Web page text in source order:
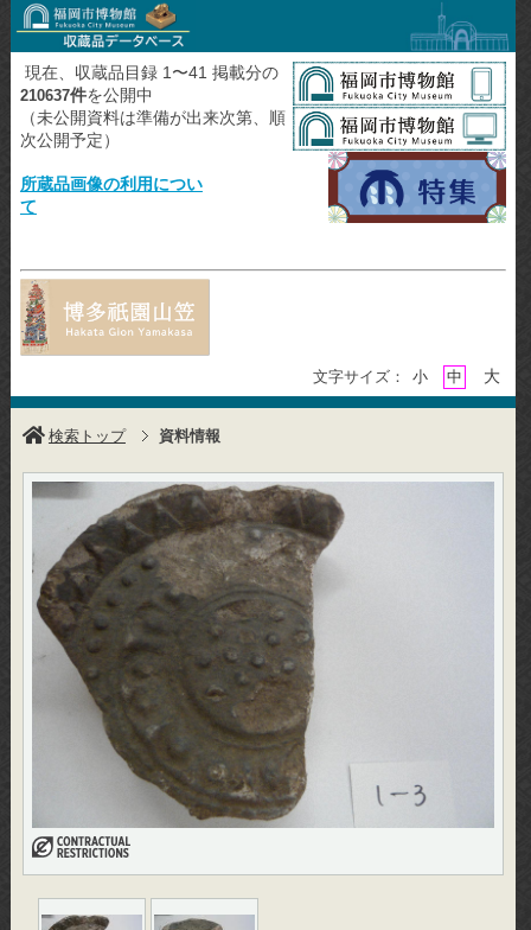
現在、収蔵品目録 1〜41 掲載分の
210637件を公開中
（未公開資料は準備が出来次第、順
次公開予定）
所蔵品画像の利用につい
て
文字サイズ： 小 中 大
検索トップ 資料情報